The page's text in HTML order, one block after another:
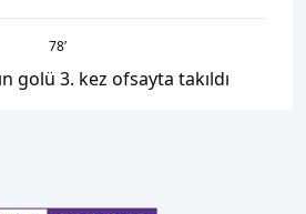
78’
golü 3. kez ofsayta takıldı